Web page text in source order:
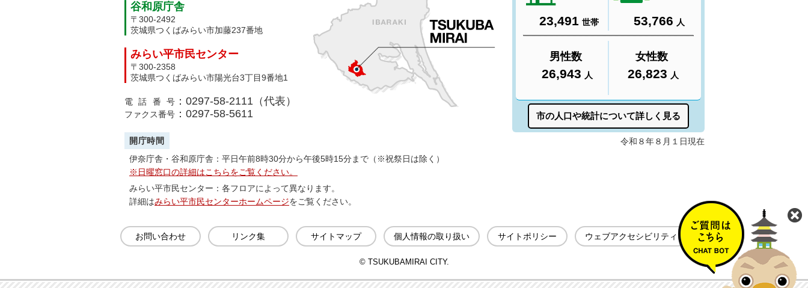
谷和原庁舎
〒300-2492
茨城県つくばみらい市加藤237番地
みらい平市民センター
〒300-2358
茨城県つくばみらい市陽光台3丁目9番地1
電話番号 ：0297-58-2111（代表）
ファクス番号 ：0297-58-5611
開庁時間
伊奈庁舎・谷和原庁舎：平日午前8時30分から午後5時15分まで（※祝祭日は除く）
※日曜窓口の詳細はこちらをご覧ください。
みらい平市民センター：各フロアによって異なります。
詳細はみらい平市民センターホームページをご覧ください。
お問い合わせ リンク集 サイトマップ 個人情報の取り扱い サイトポリシー ウェブアクセシビリティ
© TSUKUBAMIRAI CITY.